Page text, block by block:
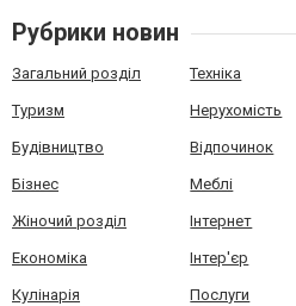
Рубрики новин
Загальний розділ Техніка
Туризм Нерухомість
Будівництво Відпочинок
Бізнес Меблі
Жіночий розділ Інтернет
Економіка Інтер'єр
Кулінарія Послуги